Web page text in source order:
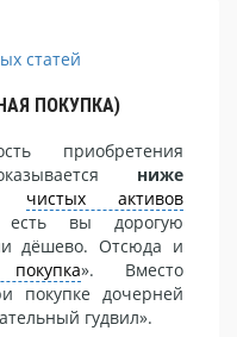
статей
ПОКУПКА)
приобретения
ниже
чистых активов
вы дорогую
дёшево. Отсюда и
». Вместо
покупке дочерней
гудвил».